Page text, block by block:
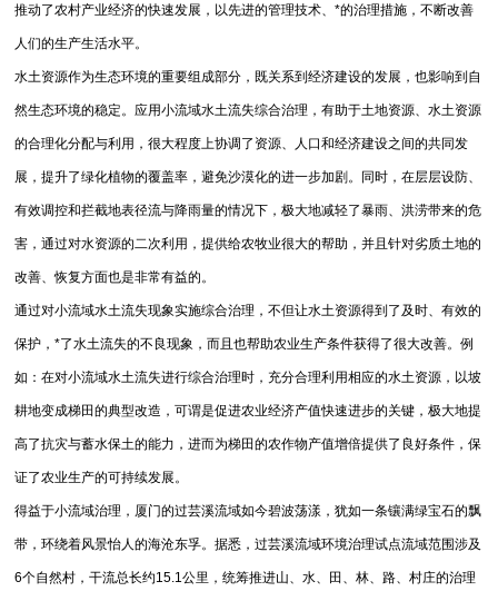
推动了农村产业经济的快速发展，以先进的管理技术、*的治理措施，不断改善
人们的生产生活水平。
水土资源作为生态环境的重要组成部分，既关系到经济建设的发展，也影响到自
然生态环境的稳定。应用小流域水土流失综合治理，有助于土地资源、水土资源
的合理化分配与利用，很大程度上协调了资源、人口和经济建设之间的共同发
展，提升了绿化植物的覆盖率，避免沙漠化的进一步加剧。同时，在层层设防、
有效调控和拦截地表径流与降雨量的情况下，极大地减轻了暴雨、洪涝带来的危
害，通过对水资源的二次利用，提供给农牧业很大的帮助，并且针对劣质土地的
改善、恢复方面也是非常有益的。
通过对小流域水土流失现象实施综合治理，不但让水土资源得到了及时、有效的
保护，*了水土流失的不良现象，而且也帮助农业生产条件获得了很大改善。例
如：在对小流域水土流失进行综合治理时，充分合理利用相应的水土资源，以坡
耕地变成梯田的典型改造，可谓是促进农业经济产值快速进步的关键，极大地提
高了抗灾与蓄水保土的能力，进而为梯田的农作物产值增倍提供了良好条件，保
证了农业生产的可持续发展。
得益于小流域治理，厦门的过芸溪流域如今碧波荡漾，犹如一条镶满绿宝石的飘
带，环绕着风景怡人的海沧东孚。据悉，过芸溪流域环境治理试点流域范围涉及
6个自然村，干流总长约15.1公里，统筹推进山、水、田、林、路、村庄的治理